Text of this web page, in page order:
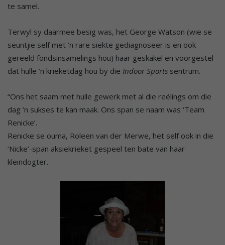
te samel.
Terwyl sy daarmee besig was, het George Watson (wie se
seuntjie self met ’n rare siekte gediagnoseer is en ook
gereeld fondsinsamelings hou) haar geskakel en voorgestel
dat hulle ’n krieketdag hou by die Indoor Sports sentrum.
“Ons het saam met hulle gewerk met al die reëlings om die
dag ’n sukses te kan maak. Ons span se naam was ‘Team
Renicke’.
Renicke se ouma, Roleen van der Merwe, het self ook in die
‘Nicke’-span aksiekrieket gespeel ten bate van haar
kleindogter.